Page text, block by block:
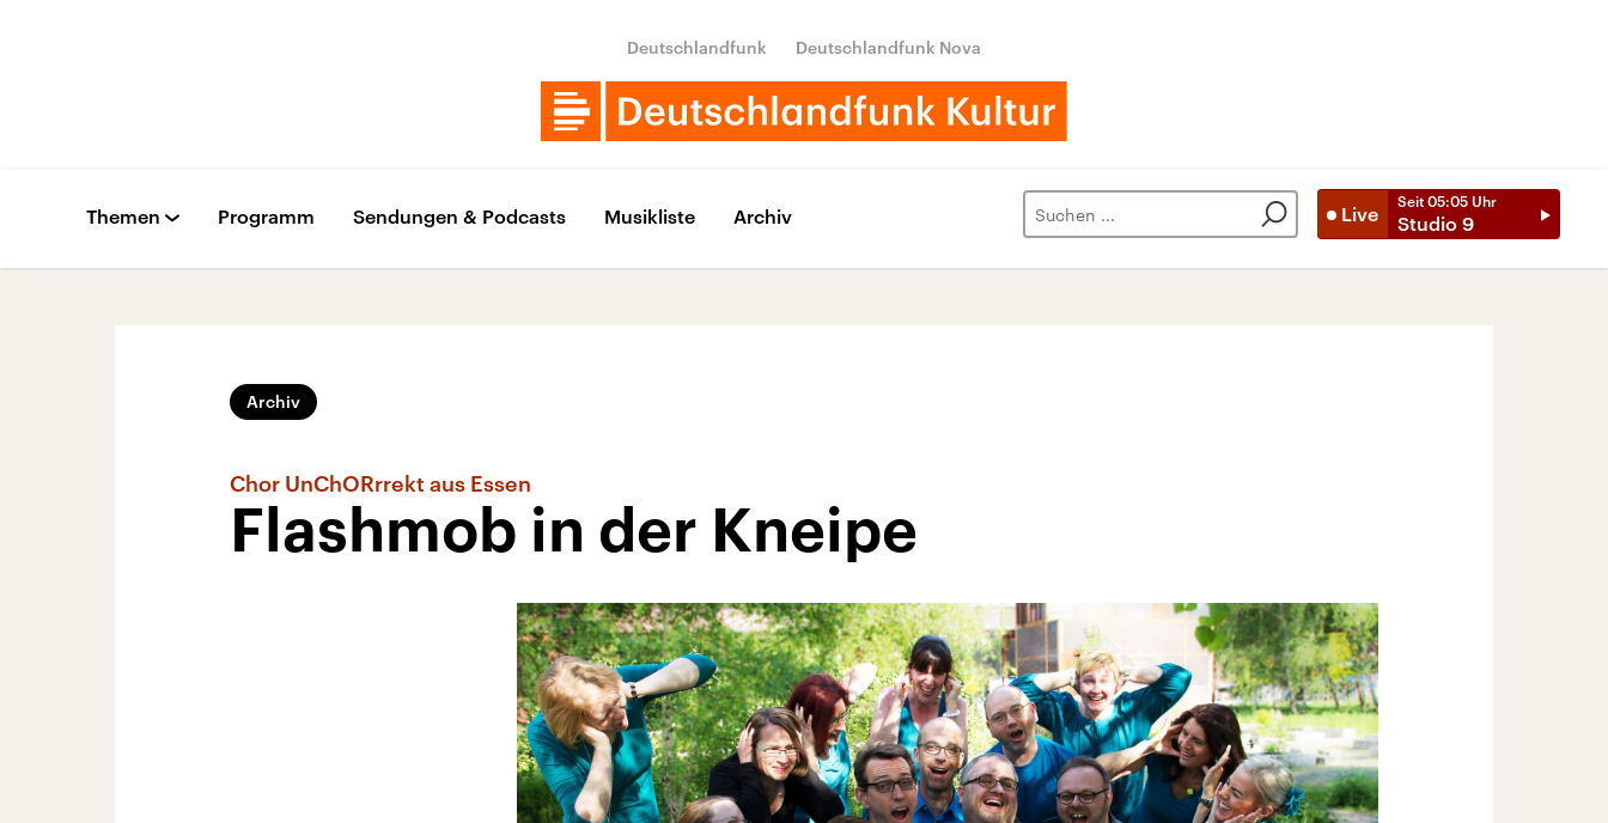
Deutschlandfunk Deutschlandfunk Nova
Live
Seit 05:05 Uhr
Studio 9
Themen Programm Sendungen & Podcasts Musikliste Archiv
Archiv
Chor UnChORrrekt aus Essen
Flashmob in der Kneipe